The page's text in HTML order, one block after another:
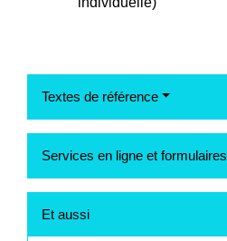
Textes de référence
Services en ligne et formulaires
Et aussi